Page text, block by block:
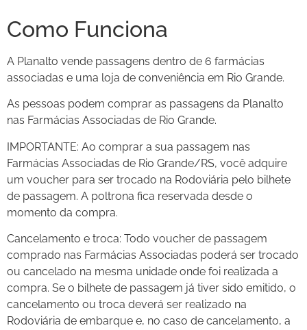
Como Funciona
A Planalto vende passagens dentro de 6 farmácias
associadas e uma loja de conveniência em Rio Grande.
As pessoas podem comprar as passagens da Planalto
nas Farmácias Associadas de Rio Grande.
IMPORTANTE: Ao comprar a sua passagem nas
Farmácias Associadas de Rio Grande/RS, você adquire
um voucher para ser trocado na Rodoviária pelo bilhete
de passagem. A poltrona fica reservada desde o
momento da compra.
Cancelamento e troca: Todo voucher de passagem
comprado nas Farmácias Associadas poderá ser trocado
ou cancelado na mesma unidade onde foi realizada a
compra. Se o bilhete de passagem já tiver sido emitido, o
cancelamento ou troca deverá ser realizado na
Rodoviária de embarque e, no caso de cancelamento, a